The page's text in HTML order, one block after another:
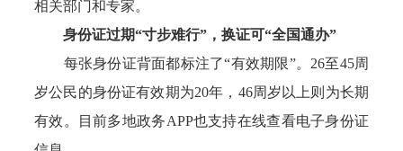
相关部门和专家。
身份证过期“寸步难行”，换证可“全国通办”
每张身份证背面都标注了“有效期限”。26至45周
岁公民的身份证有效期为20年，46周岁以上则为长期
有效。目前多地政务APP也支持在线查看电子身份证